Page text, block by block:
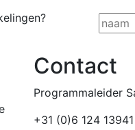
Contact
Programmaleider
+31 (0)6 124 13941